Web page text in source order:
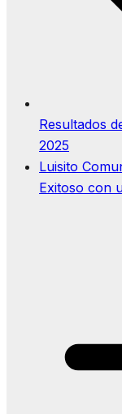
Resultados
2025
Luisito
Exitoso con